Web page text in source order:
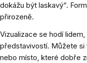
dokážu být laskavý“.
přirozeně.
Vizualizace se hodí
představivostí. Můžete si
nebo místo, které dobře